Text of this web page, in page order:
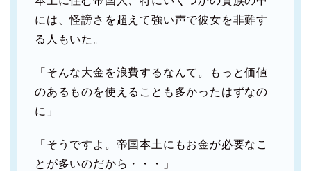
には、怪謗さを超えて強い声で彼女を非難す
る人もいた。
「そんな大金を浪費するなんて。もっと価値
のあるものを使えることも多かったはずなの
に」
「そうですよ。帝国本土にもお金が必要なこ
とが多いのだから・・・」